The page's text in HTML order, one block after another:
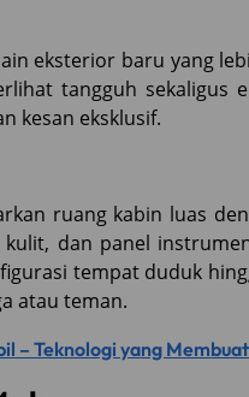
eksterior baru yang
tangguh sekaligus
kesan eksklusif.
ruang kabin luas
dan panel
tempat duduk
atau teman.
– Teknologi yang